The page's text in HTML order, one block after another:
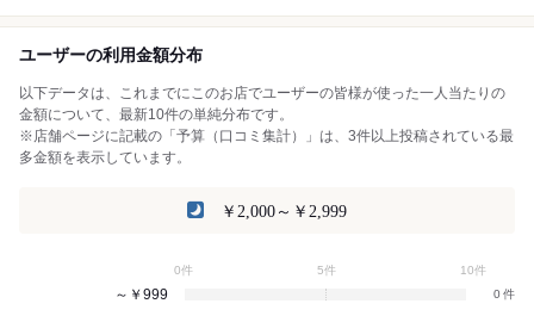
ユーザーの利用金額分布
以下データは、これまでにこのお店でユーザーの皆様が使った一人当たりの
金額について、最新10件の単純分布です。
※店舗ページに記載の「予算（口コミ集計）」は、3件以上投稿されている最
多金額を表示しています。
￥2,000～￥2,999
0件 5件 10件
～￥999 0